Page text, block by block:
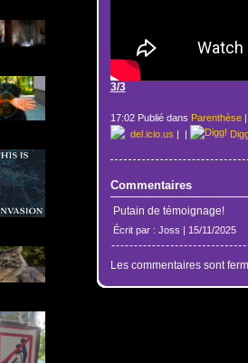
3/3
17:02 Publié dans Parenthèse
del.icio.us | |
Commentaires
Putain de témoignage!
Écrit par : Joss | 15/11/2025
Les commentaires sont